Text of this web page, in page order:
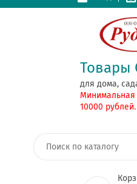
для дома,
Минимальная
10000 рублей.